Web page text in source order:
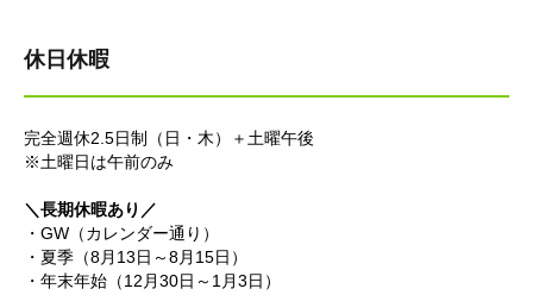
休日休暇
完全週休2.5日制（日・木）＋土曜午後
※土曜日は午前のみ
＼長期休暇あり／
・GW（カレンダー通り）
・夏季（8月13日～8月15日）
・年末年始（12月30日～1月3日）